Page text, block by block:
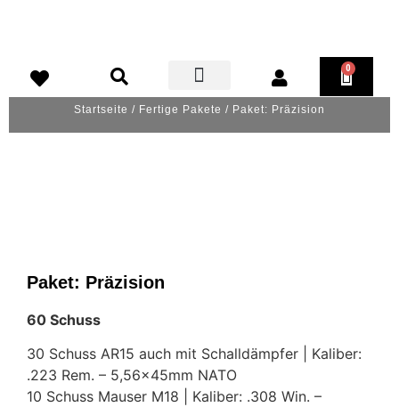
0
Startseite / Fertige Pakete / Paket: Präzision
Paket: Präzision
60 Schuss
30 Schuss AR15 auch mit Schalldämpfer | Kaliber:
.223 Rem. – 5,56x45mm NATO
10 Schuss Mauser M18 | Kaliber: .308 Win. –